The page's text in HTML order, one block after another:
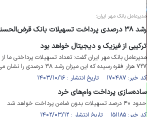
مدیرعامل بانک مهر ایران؛
رشد ۳۸ درصدی پرداخت تسهیلات بانک
ترکیبی از فیزیک و دیجیتال خواهد بود
۷۲۷ هزار فقره رسیده که این میزان رشد ۳۸ درصدی را نشان می‌دهد.
کد خبر: ۱۷۰۴۸۷ تاریخ انتشار : ۱۴۰۳/۱۰/۱۶
ساده‌سازی پرداخت وام‌های خرد
حدود ۴۰ درصد تسهیلات بدون ضامن پرداخت خواهد شد
کد خبر: ۱۵۱۱۸۵ تاریخ انتشار : ۱۴۰۲/۰۳/۱۲